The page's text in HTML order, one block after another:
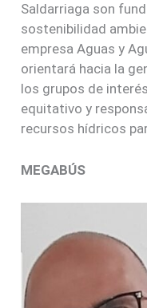
Saldarriaga son
sostenibilidad
empresa Aguas y
orientará hacia la
los grupos de
equitativo y
recursos hídricos
MEGABÚS